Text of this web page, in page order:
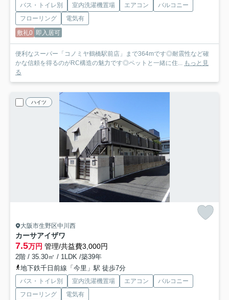
バス・トイレ別 室内洗濯機置場 エアコン
バルコニー
フローリング
電気有
敷礼0 即入居可
便利なスーパー「コノミヤ鶴橋駅前店」まで364mです◎耐震性など確
かな信頼を得るのがRC構造の魅力です◎ペットと一緒に住... もっと見
る
ハイツ
大阪市生野区中川西
カーサアイザワ
7.5万円 管理/共益費3,000円
2階 / 35.30㎡ / 1LDK /築39年
地下鉄千日前線「今里」駅 徒歩7分
バス・トイレ別 室内洗濯機置場 エアコン
バルコニー
フローリング
電気有